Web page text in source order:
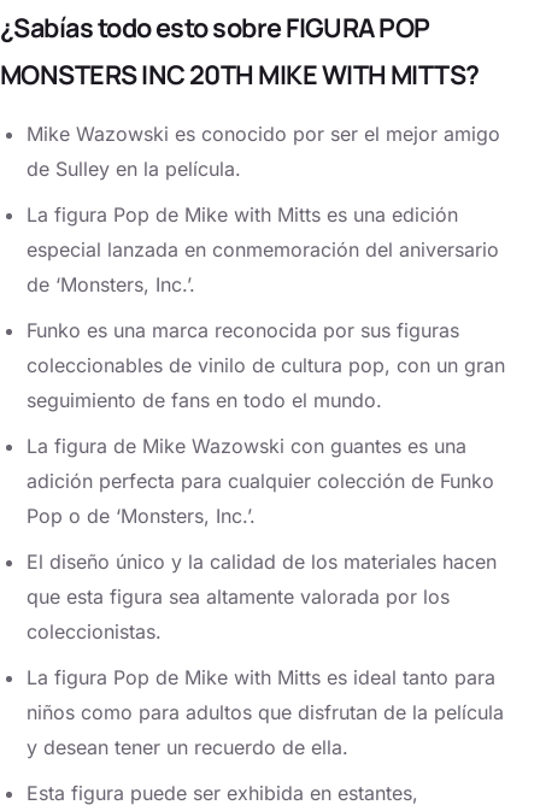
¿Sabías todo esto sobre FIGURA POP
MONSTERS INC 20TH MIKE WITH MITTS?
Mike Wazowski es conocido por ser el mejor amigo
de Sulley en la película.
La figura Pop de Mike with Mitts es una edición
especial lanzada en conmemoración del aniversario
de ‘Monsters, Inc.’.
Funko es una marca reconocida por sus figuras
coleccionables de vinilo de cultura pop, con un gran
seguimiento de fans en todo el mundo.
La figura de Mike Wazowski con guantes es una
adición perfecta para cualquier colección de Funko
Pop o de ‘Monsters, Inc.’.
El diseño único y la calidad de los materiales hacen
que esta figura sea altamente valorada por los
coleccionistas.
La figura Pop de Mike with Mitts es ideal tanto para
niños como para adultos que disfrutan de la película
y desean tener un recuerdo de ella.
Esta figura puede ser exhibida en estantes,